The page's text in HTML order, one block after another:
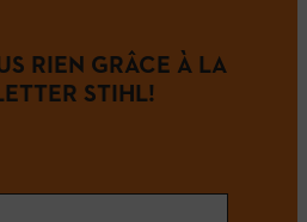
RIEN GRÂCE À LA
STIHL!